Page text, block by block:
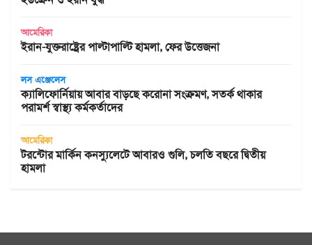
আমেরিকা
ইরান-যুক্তরাষ্ট্রের পাল্টাপাল্টি হামলা, ফের উত্তেজনা
লস এঞ্জেলেস
ক্যালিফোর্নিয়ায় আবার বাড়ছে করোনা সংক্রমণ, সতর্ক থাকার
পরামর্শ স্বাস্থ্য কর্মকর্তাদের
আমেরিকা
টরন্টোর মার্কিন কনস্যুলেটে আবারও গুলি, চলতি বছরে দ্বিতীয়
হামলা